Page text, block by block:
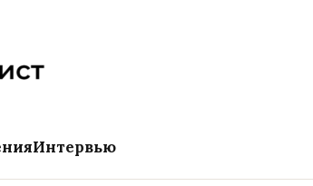
Интервью